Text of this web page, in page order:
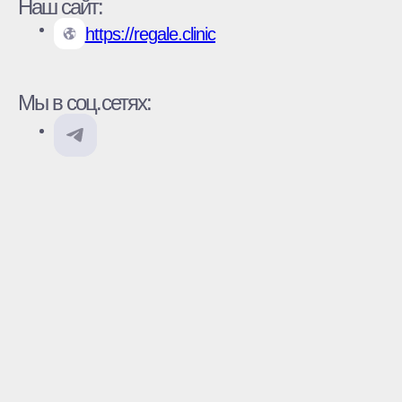
Наш сайт:
https://regale.clinic
Мы в соц.сетях: